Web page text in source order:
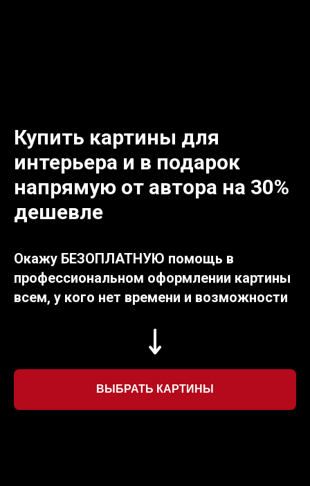
Купить картины для
интерьера и в подарок
напрямую от автора на 30%
дешевле
Окажу БЕЗОПЛАТНУЮ помощь в
профессиональном оформлении картины
всем, у кого нет времени и возможности
ВЫБРАТЬ КАРТИНЫ